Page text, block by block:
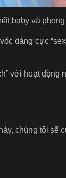
baby và
dáng cực
với hoạt
chúng tôi sẽ